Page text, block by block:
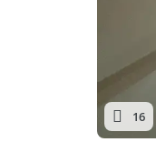
16